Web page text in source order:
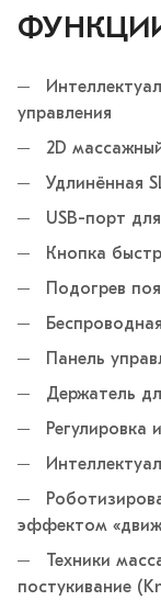
управления
2D
Удлинённая
USB-порт
Кнопка
Подогрев
Панель
Держатель
Регулировка
эффектом
Техники
постукивание